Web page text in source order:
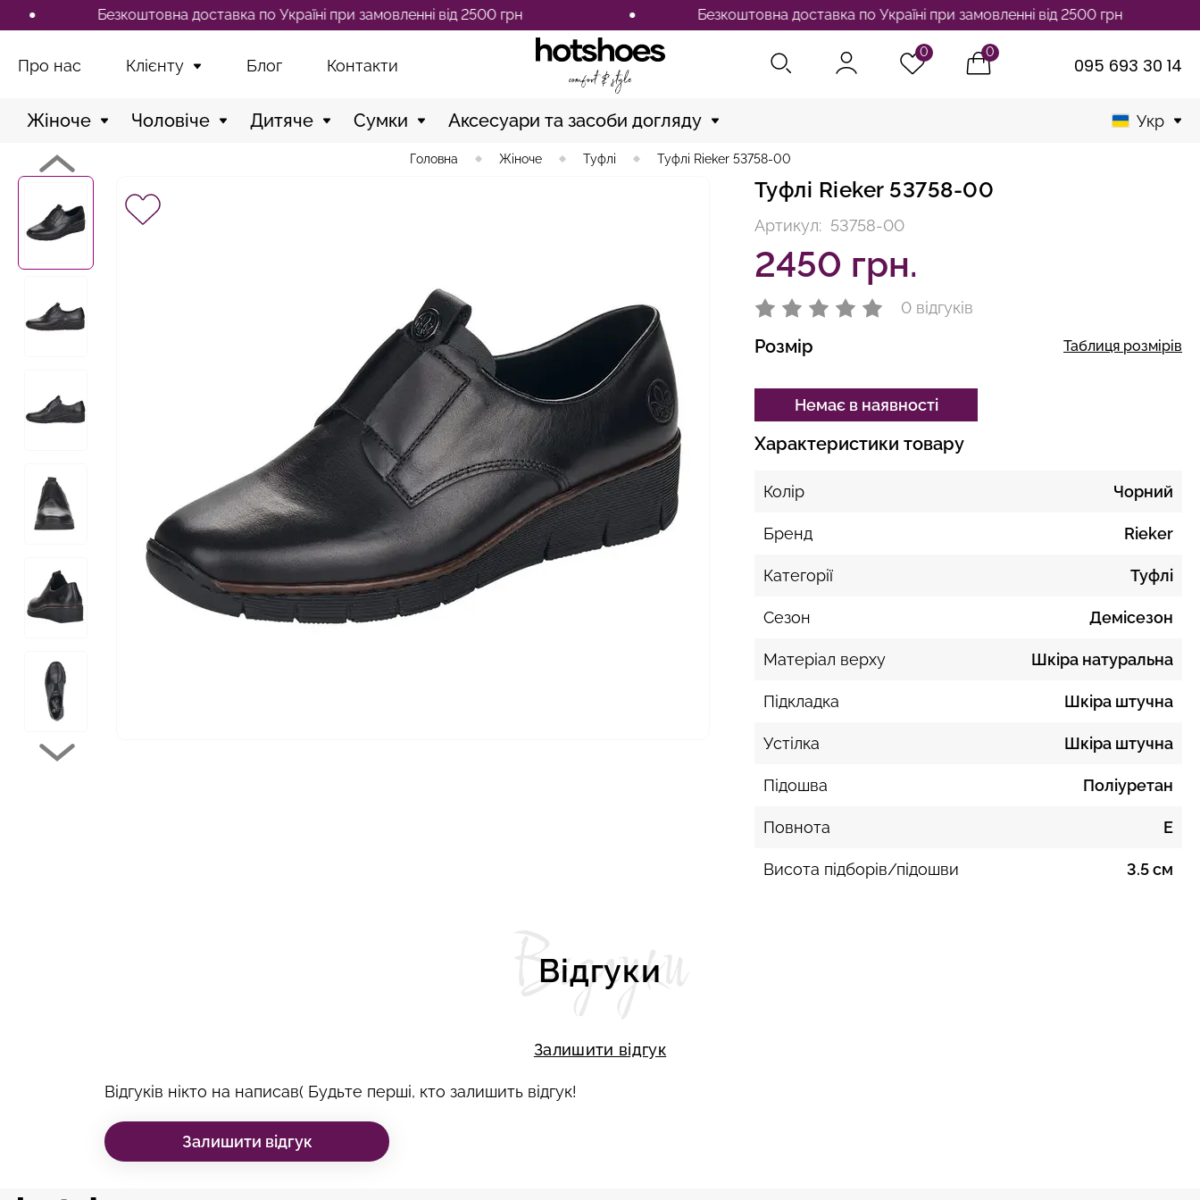
Безкоштовна доставка по Україні при замовленні від 2500 грн Безкоштовна доставка по Україні при замовленні від 2500 грн
Про нас Клієнту Блог Контакти
0 0
095 693 30 14
Жіноче Чоловіче Дитяче Сумки Аксесуари та засоби догляду Укр
Головна Жіноче Туфлі Туфлі Rieker 53758-00
Туфлі Rieker 53758-00
Артикул: 53758-00
2450 грн.
0 відгуків
Розмір Таблиця розмірів
Немає в наявності
Характеристики товару
Колір Чорний
Бренд Rieker
Категорії Туфлі
Сезон Демісезон
Матеріал верху Шкіра натуральна
Підкладка Шкіра штучна
Устілка Шкіра штучна
Підошва Поліуретан
Повнота E
Висота підборів/підошви 3.5 см
Відгуки
Відгуки
Залишити відгук
Відгуків нікто на написав( Будьте перші, кто залишить відгук!
Залишити відгук